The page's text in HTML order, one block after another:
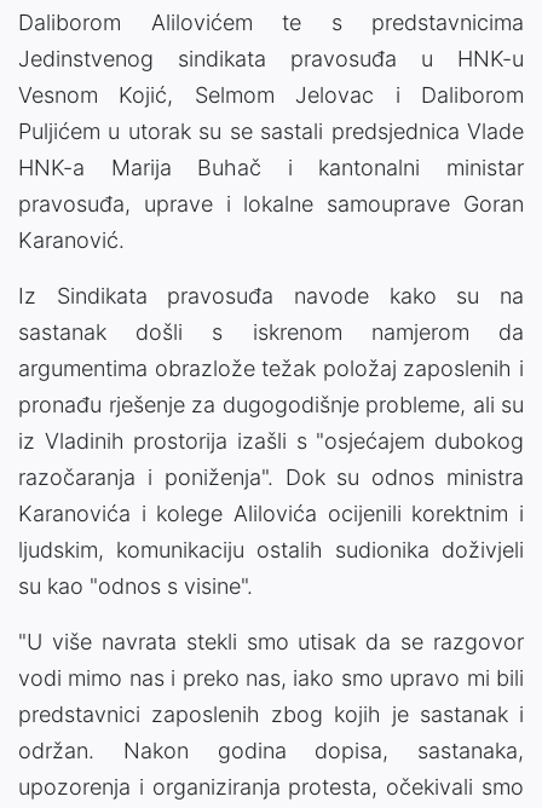
Daliborom Alilovićem te s predstavnicima
Jedinstvenog sindikata pravosuđa u HNK-u
Vesnom Kojić, Selmom Jelovac i Daliborom
Puljićem u utorak su se sastali predsjednica Vlade
HNK-a Marija Buhač i kantonalni ministar
pravosuđa, uprave i lokalne samouprave Goran
Karanović.
Iz Sindikata pravosuđa navode kako su na
sastanak došli s iskrenom namjerom da
argumentima obrazlože težak položaj zaposlenih i
pronađu rješenje za dugogodišnje probleme, ali su
iz Vladinih prostorija izašli s "osjećajem dubokog
razočaranja i poniženja". Dok su odnos ministra
Karanovića i kolege Alilovića ocijenili korektnim i
ljudskim, komunikaciju ostalih sudionika doživjeli
su kao "odnos s visine".
"U više navrata stekli smo utisak da se razgovor
vodi mimo nas i preko nas, iako smo upravo mi bili
predstavnici zaposlenih zbog kojih je sastanak i
održan. Nakon godina dopisa, sastanaka,
upozorenja i organiziranja protesta, očekivali smo